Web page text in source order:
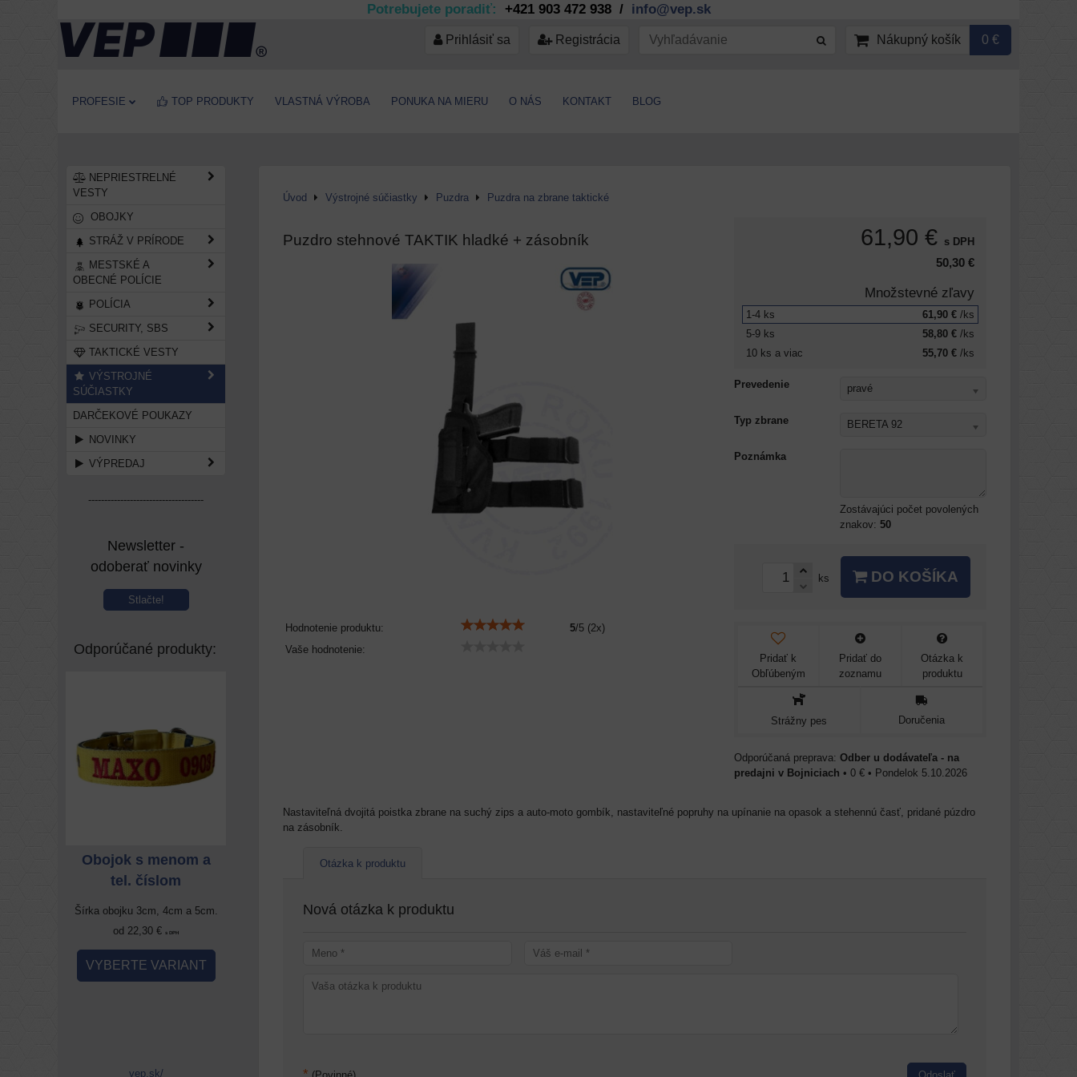
Potrebujete poradiť: +421 903 472 938 / info@vep.sk
Prihlásiť sa Registrácia Nákupný košík 0 €
PROFESIE TOP PRODUKTY VLASTNÁ VÝROBA PONUKA NA MIERU O NÁS KONTAKT BLOG
Úvod Výstrojné súčiastky Puzdra Puzdra na zbrane taktické
Puzdro stehnové TAKTIK hladké + zásobník
Hodnotenie produktu: 5/5 (2x)
Vaše hodnotenie:
61,90 € s DPH
50,30 €
Množstevné zľavy
1-4 ks 61,90 € /ks
5-9 ks 58,80 € /ks
10 ks a viac 55,70 € /ks
Prevedenie pravé
Typ zbrane BERETA 92
Poznámka
Zostávajúci počet povolených
znakov: 50
ks DO KOŠÍKA
Pridať k
Obľúbeným
Pridať do
zoznamu
Otázka k
produktu
Strážny pes Doručenia
Odber u dodávateľa - na
predajni v Bojniciach • 0 € • Pondelok 5.10.2026
Nastaviteľná dvojitá poistka zbrane na suchý zips a auto-moto gombík, nastaviteľné popruhy na upínanie na opasok a stehennú časť, pridané púzdro
na zásobník.
Otázka k produktu
Nová otázka k produktu
NEPRIESTRELNÉ
VESTY
OBOJKY
STRÁŽ V PRÍRODE
MESTSKÉ A
OBECNÉ POLÍCIE
POLÍCIA
SECURITY, SBS
TAKTICKÉ VESTY
VÝSTROJNÉ
SÚČIASTKY
DARČEKOVÉ POUKAZY
NOVINKY
VÝPREDAJ
------------------------------------
Newsletter -
odoberať novinky
Stlačte!
Odporúčané produkty:
Obojok s menom a
tel. číslom
Šírka obojku 3cm, 4cm a 5cm.
od 22,30 €
s DPH
VYBERTE VARIANT
Obojok s menom a
Šírka obojku 3cm, 4cm a 5cm.
vep.sk/